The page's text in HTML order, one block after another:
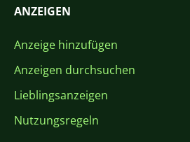
ANZEIGEN
Anzeige hinzufügen
Anzeigen durchsuchen
Lieblingsanzeigen
Nutzungsregeln